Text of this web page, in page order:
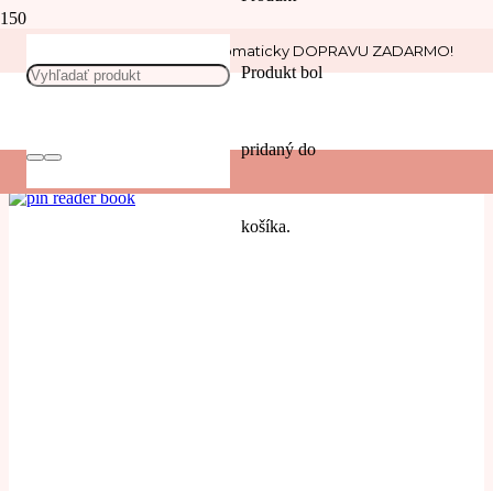
Nakúp nad 30 € a získaj automaticky DOPRAVU ZADARMO!
Produktbol
pridaný do
košíka.
books